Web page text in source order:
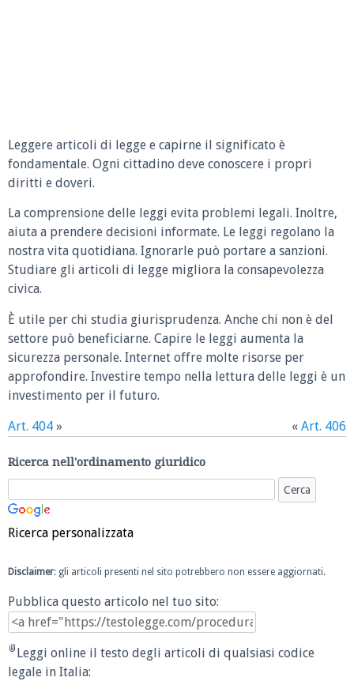
Leggere articoli di legge e capirne il significato è
fondamentale. Ogni cittadino deve conoscere i propri
diritti e doveri.
La comprensione delle leggi evita problemi legali. Inoltre,
aiuta a prendere decisioni informate. Le leggi regolano la
nostra vita quotidiana. Ignorarle può portare a sanzioni.
Studiare gli articoli di legge migliora la consapevolezza
civica.
È utile per chi studia giurisprudenza. Anche chi non è del
settore può beneficiarne. Capire le leggi aumenta la
sicurezza personale. Internet offre molte risorse per
approfondire. Investire tempo nella lettura delle leggi è un
investimento per il futuro.
Art. 404 » « Art. 406
Ricerca nell'ordinamento giuridico
Ricerca personalizzata
Disclaimer: gli articoli presenti nel sito potrebbero non essere aggiornati.
Pubblica questo articolo nel tuo sito:
Leggi online il testo degli articoli di qualsiasi codice
legale in Italia: